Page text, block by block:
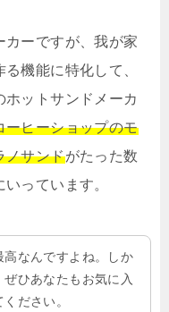
ーですが、我が家
機能に特化して、
ットサンドメーカ
ーヒーショップのモ
ノサンドがたった数
っています。
高なんですよね。しか
ひあなたもお気に入
ださい。